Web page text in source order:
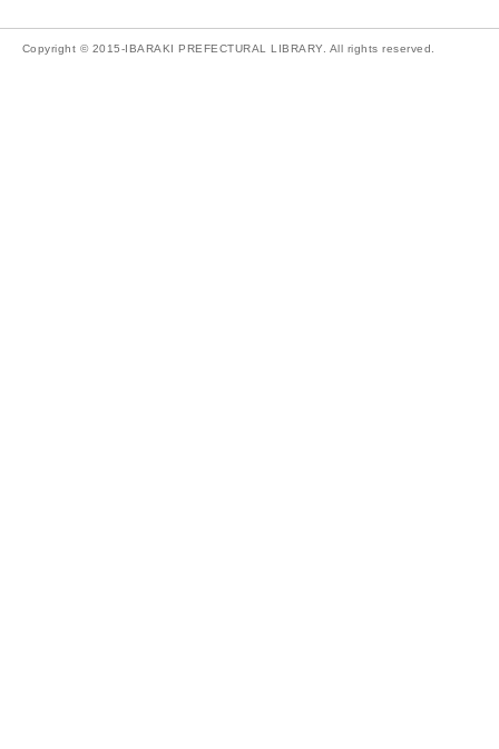
Copyright © 2015-IBARAKI PREFECTURAL LIBRARY. All rights reserved.